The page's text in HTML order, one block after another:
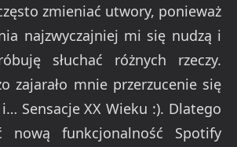
zmieniać utwory, ponieważ
najzwyczajniej mi się nudzą i
słuchać różnych rzeczy.
zajarało mnie przerzucenie się
Sensacje XX Wieku :). Dlatego
nową funkcjonalność Spotify